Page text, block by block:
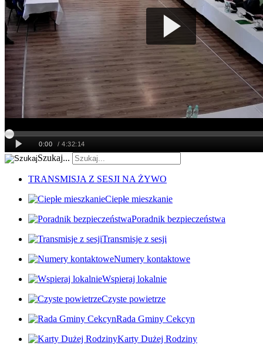
Szukaj...
TRANSMISJA Z SESJI NA ŻYWO
Ciepłe mieszkanie
Poradnik bezpieczeństwa
Transmisje z sesji
Numery kontaktowe
Wspieraj lokalnie
Czyste powietrze
Rada Gminy Cekcyn
Karty Dużej Rodziny